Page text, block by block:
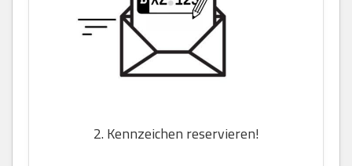
2. Kennzeichen reservieren!